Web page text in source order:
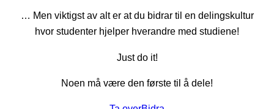
… Men viktigst av alt er at du bidrar til en delingskultur
hvor studenter hjelper hverandre med studiene!
Just do it!
Noen må være den første til å dele!